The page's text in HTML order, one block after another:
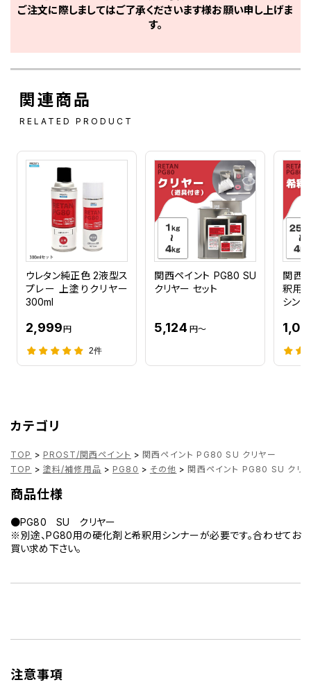
ご注文に際しましてはご了承くださいます様お願い申し上げま
す。
関連商品
RELATED PRODUCT
ウレタン純正色 2液型ス
プレー 上塗りクリヤー
300ml
2,999円
2件
関西ペイント PG80 SU
クリヤー セット
5,124 円～
関西
釈用
シン
カテゴリ
TOP > PROST/関西ペイント > 関西ペイント PG80 SU クリヤー
TOP > 塗料/補修用品 > PG80 > その他 > 関西ペイント PG80 SU クリ
商品仕様
●PG80 SU クリヤー
※別途、PG80用の硬化剤と希釈用シンナーが必要です。合わせてお
買い求め下さい。
注意事項